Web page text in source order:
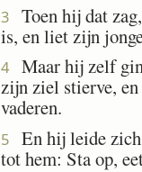
3
Toen hij dat
is, en liet zijn
4
Maar hij zelf
zijn ziel stierve,
vaderen.
5
En hij leide zich
tot hem: Sta op,